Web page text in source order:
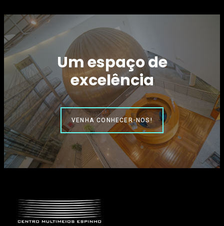
Um espaço de
excelência
VENHA CONHECER-NOS!